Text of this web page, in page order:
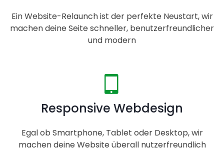
Ein Website-Relaunch ist der perfekte Neustart, wir
machen deine Seite schneller, benutzerfreundlicher
und modern
Responsive Webdesign
Egal ob Smartphone, Tablet oder Desktop, wir
machen deine Website überall nutzerfreundlich